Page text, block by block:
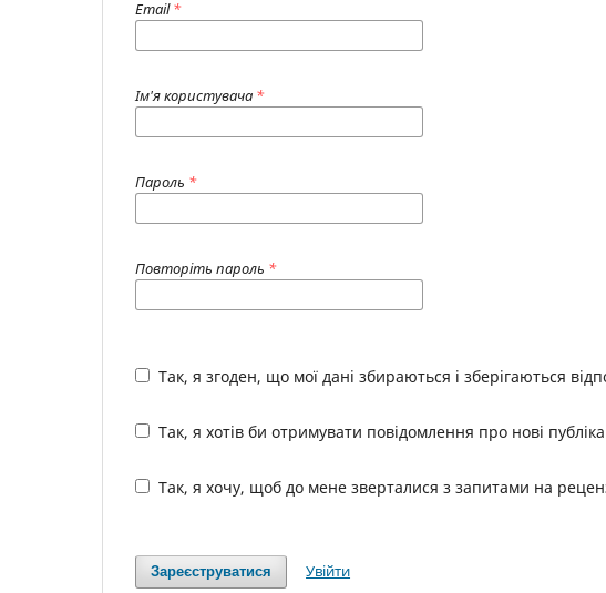
Email*
Ім'я користувача *
Пароль *
Повторіть пароль *
Так, я згоден, що мої дані збираються і зберігаються
Так, я хотів би отримувати повідомлення про нові
Так, я хочу, щоб до мене зверталися з запитами на
Зареєструватися Увійти